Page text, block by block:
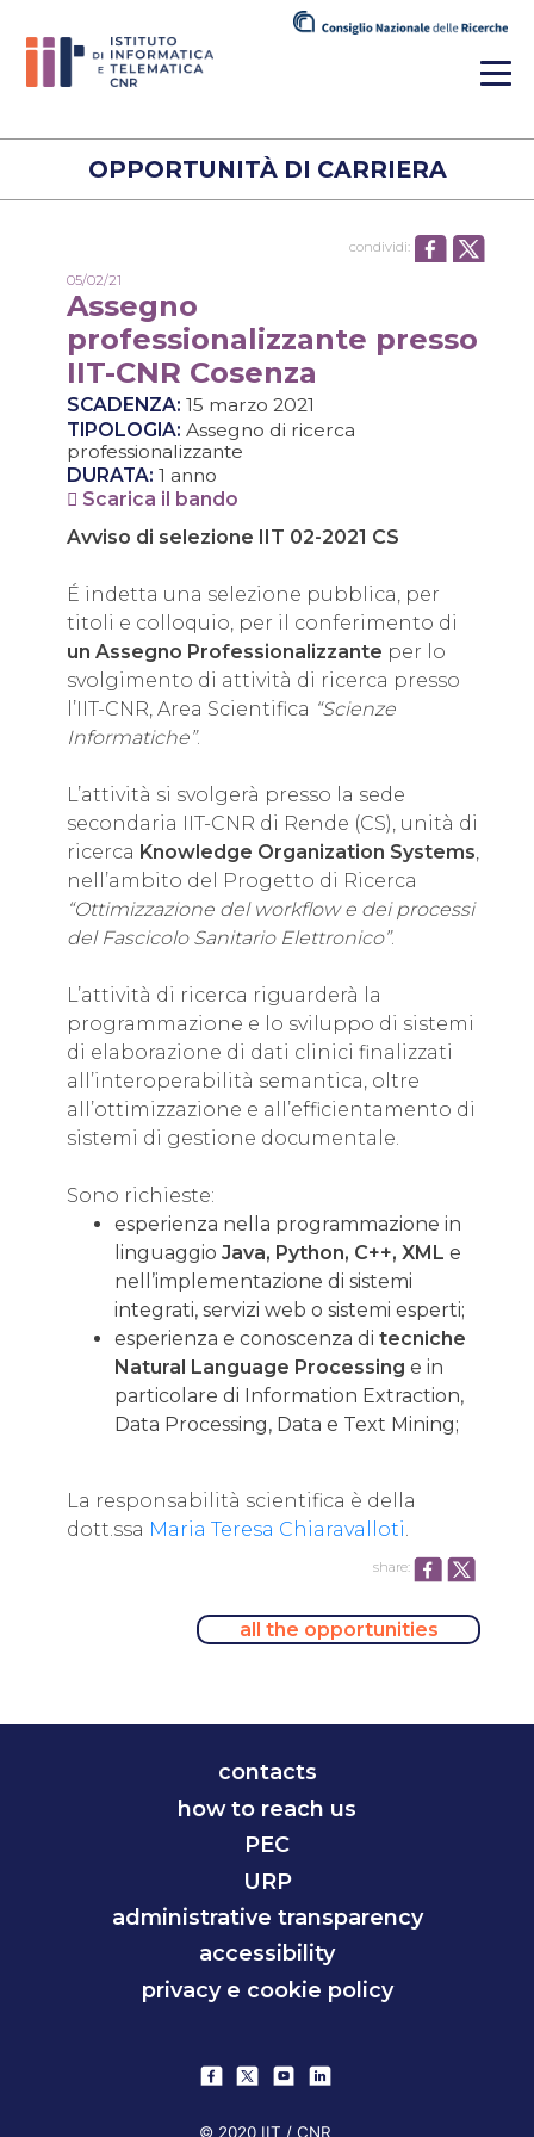
OPPORTUNITÀ DI CARRIERA
condividi:
05/02/21
Assegno
professionalizzante presso
IIT-CNR Cosenza
SCADENZA: 15 marzo 2021
TIPOLOGIA: Assegno di ricerca
professionalizzante
DURATA: 1 anno
Scarica il bando
Avviso di selezione IIT 02-2021 CS
É indetta una selezione pubblica, per
titoli e colloquio, per il conferimento di
un Assegno Professionalizzante per lo
svolgimento di attività di ricerca presso
l’IIT-CNR, Area Scientifica “Scienze
Informatiche”.
L’attività si svolgerà presso la sede
secondaria IIT-CNR di Rende (CS), unità di
ricerca Knowledge Organization Systems,
nell’ambito del Progetto di Ricerca
“Ottimizzazione del workflow e dei processi
del Fascicolo Sanitario Elettronico”.
L’attività di ricerca riguarderà la
programmazione e lo sviluppo di sistemi
di elaborazione di dati clinici finalizzati
all’interoperabilità semantica, oltre
all’ottimizzazione e all’efficientamento di
sistemi di gestione documentale.
Sono richieste:
esperienza nella programmazione in
linguaggio Java, Python, C++, XML e
nell’implementazione di sistemi
integrati, servizi web o sistemi esperti;
esperienza e conoscenza di tecniche
Natural Language Processing e in
particolare di Information Extraction,
Data Processing, Data e Text Mining;
La responsabilità scientifica è della
dott.ssa Maria Teresa Chiaravalloti.
share:
all the opportunities
contacts
how to reach us
PEC
URP
administrative transparency
accessibility
privacy e cookie policy
© 2020 IIT / CNR